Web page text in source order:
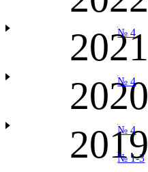
2021
№ 4
2020
№ 4
2019
№ 4
№ 1-3